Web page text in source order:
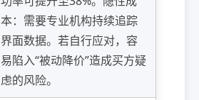
本：需要专业机构持续追踪
界面数据。若自行应对，容
易陷入“被动降价”造成买方疑
虑的风险。